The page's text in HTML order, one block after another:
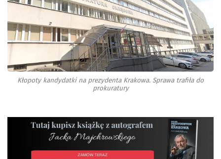
Kłopoty kandydatki na prezydenta Krakowa. Sprawa trafiła do
prokuratury